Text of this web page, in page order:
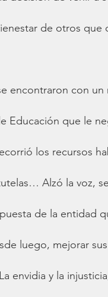
de otros que
encontraron con
Educación que le
los recursos
Alzó la voz,
de la entidad
luego, mejorar
envidia y la